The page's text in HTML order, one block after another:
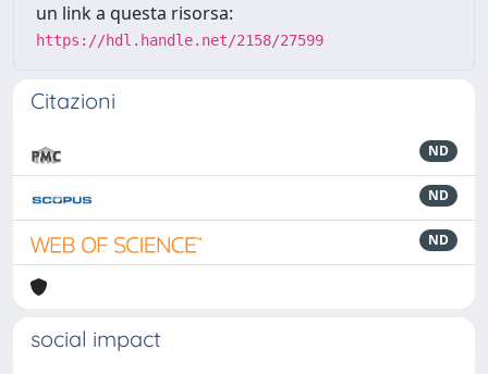
un link a questa risorsa:
https://hdl.handle.net/2158/27599
Citazioni
ND
ND
ND
social impact